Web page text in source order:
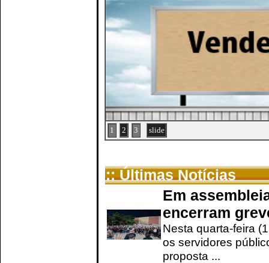
1 2 3 slide
:: Últimas Notícias
Em
encerram
Nesta quarta-feira
os servidores
proposta ...